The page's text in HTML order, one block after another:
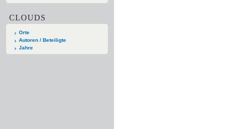
CLOUDS
Orte
Autoren / Beteiligte
Jahre